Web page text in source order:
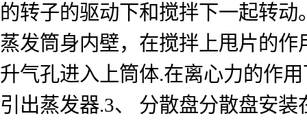
的转子的驱动下和搅拌下一起转
蒸发筒身内壁，在搅拌上甩片的
升气孔进入上筒体.在离心力的作
引出蒸发器.3、 分散盘分散盘安